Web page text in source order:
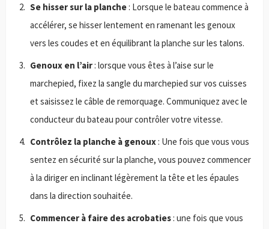
Se hisser sur la planche : Lorsque le bateau commence à
accélérer, se hisser lentement en ramenant les genoux
vers les coudes et en équilibrant la planche sur les talons.
Genoux en l’air : lorsque vous êtes à l’aise sur le
marchepied, fixez la sangle du marchepied sur vos cuisses
et saisissez le câble de remorquage. Communiquez avec le
conducteur du bateau pour contrôler votre vitesse.
Contrôlez la planche à genoux : Une fois que vous vous
sentez en sécurité sur la planche, vous pouvez commencer
à la diriger en inclinant légèrement la tête et les épaules
dans la direction souhaitée.
Commencer à faire des acrobaties : une fois que vous